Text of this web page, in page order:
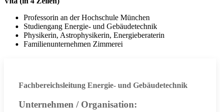
Professorin an der Hochschule München
Studiengang Energie- und Gebäudetechnik
Physikerin, Astrophysikerin, Energieberaterin
Familienunternehmen Zimmerei
Fachbereichsleitung Energie- und Gebäudetechnik
Unternehmen / Organisation: